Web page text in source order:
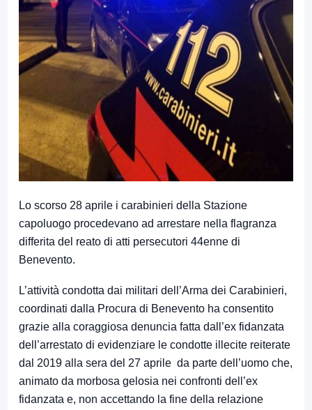
Lo scorso 28 aprile i carabinieri della Stazione
capoluogo procedevano ad arrestare nella flagranza
differita del reato di atti persecutori 44enne di
Benevento.
L’attività condotta dai militari dell’Arma dei Carabinieri,
coordinati dalla Procura di Benevento ha consentito
grazie alla coraggiosa denuncia fatta dall’ex fidanzata
dell’arrestato di evidenziare le condotte illecite reiterate
dal 2019 alla sera del 27 aprile da parte dell’uomo che,
animato da morbosa gelosia nei confronti dell’ex
fidanzata e, non accettando la fine della relazione